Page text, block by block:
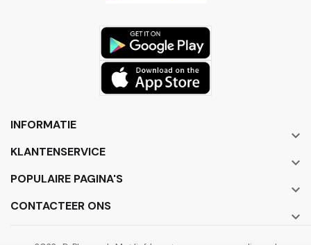
INFORMATIE

KLANTENSERVICE

POPULAIRE PAGINA'S

CONTACTEER ONS
